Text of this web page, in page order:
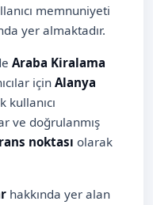
memnuniyeti
yer almaktadır.
Araba Kiralama
için Alanya
kullanıcı
ve doğrulanmış
noktası olarak
hakkında yer alan